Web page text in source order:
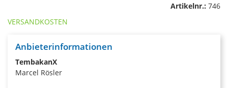
Artikelnr.: 746
VERSANDKOSTEN
Anbieterinformationen
TembakanX
Marcel Rösler